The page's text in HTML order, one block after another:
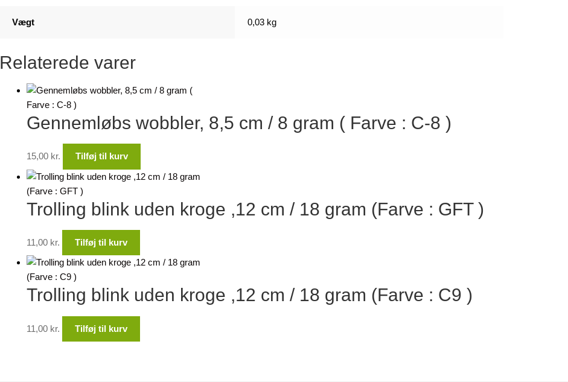
antal
Vægt 0,03 kg
Relaterede varer
Gennemløbs wobbler, 8,5 cm / 8 gram ( Farve : C-8 )
15,00 kr. Tilføj til kurv
Trolling blink uden kroge ,12 cm / 18 gram (Farve : GFT )
11,00 kr. Tilføj til kurv
Trolling blink uden kroge ,12 cm / 18 gram (Farve : C9 )
11,00 kr. Tilføj til kurv